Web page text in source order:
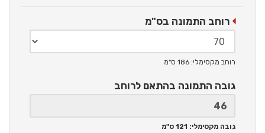
רוחב התמונה בס"מ
רוחב מקסימלי: 186 ס"מ
גובה התמונה בהתאם לרוחב
גובה מקסימלי: 121 ס"מ